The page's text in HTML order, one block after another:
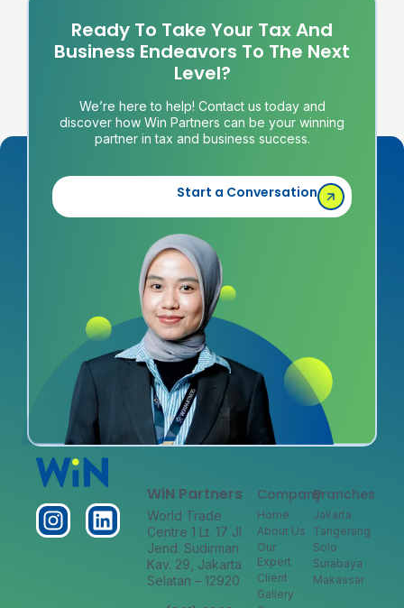
Ready To Take Your Tax And
Business Endeavors To The Next
Level?
We’re here to help! Contact us today and
discover how Win Partners can be your winning
partner in tax and business success.
Start a Conversation
WiN Partners
World Trade
Centre 1 Lt. 17 Jl
Jend. Sudirman
Kav. 29, Jakarta
Selatan – 12920
Company
Home
About Us
Our
Expert
Client
Gallery
Branches
Jakarta
Tangerang
Solo
Surabaya
Makassar